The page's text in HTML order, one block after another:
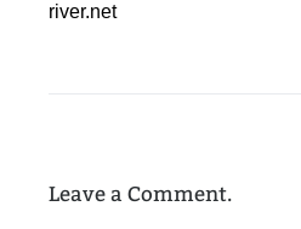
river.net
Leave a Comment.